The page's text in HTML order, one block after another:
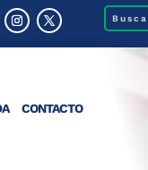
CONTACTO